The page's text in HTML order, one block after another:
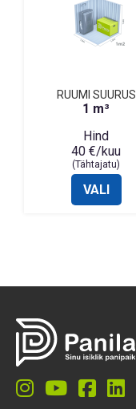
RUUMI SUURUS
1 m³
Hind
40 €/kuu
(Tähtajatu)
VALI